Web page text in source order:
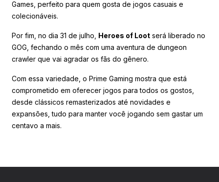
Games, perfeito para quem gosta de jogos casuais e
colecionáveis.
Por fim, no dia 31 de julho, Heroes of Loot será liberado no
GOG, fechando o mês com uma aventura de dungeon
crawler que vai agradar os fãs do gênero.
Com essa variedade, o Prime Gaming mostra que está
comprometido em oferecer jogos para todos os gostos,
desde clássicos remasterizados até novidades e
expansões, tudo para manter você jogando sem gastar um
centavo a mais.